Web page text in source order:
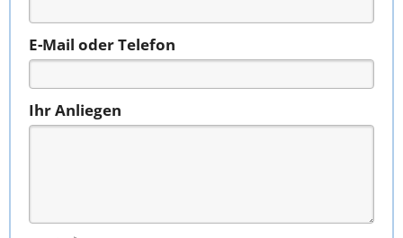
E-Mail oder Telefon
Ihr Anliegen